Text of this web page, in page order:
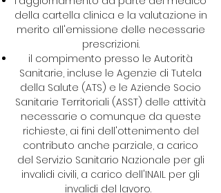
della cartella clinica e la valutazione in
merito all'emissione delle necessarie
prescrizioni.
il compimento presso le Autorità
Sanitarie, incluse le Agenzie di Tutela
della Salute (ATS) e le Aziende Socio
Sanitarie Territoriali (ASST) delle attività
necessarie o comunque da queste
richieste, ai fini dell'ottenimento del
contributo anche parziale, a carico
del Servizio Sanitario Nazionale per gli
invalidi civili, a carico dell'INAIL per gli
invalidi del lavoro.